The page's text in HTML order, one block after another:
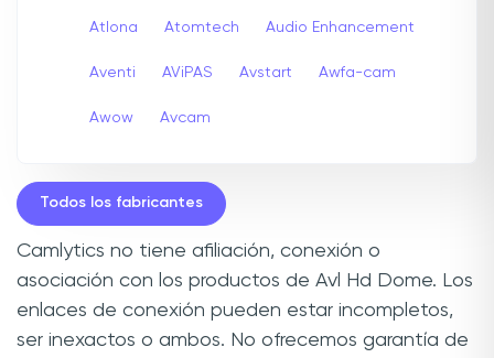
Atlona Atomtech Audio Enhancement
Aventi AViPAS Avstart Awfa-cam
Awow Avcam
Todos los fabricantes
Camlytics no tiene afiliación, conexión o
asociación con los productos de Avl Hd Dome. Los
enlaces de conexión pueden estar incompletos,
ser inexactos o ambos. No ofrecemos garantía de